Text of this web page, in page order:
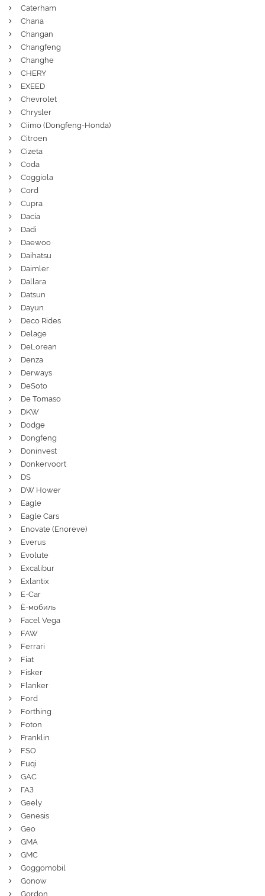
Caterham
Chana
Changan
Changfeng
Changhe
CHERY
EXEED
Chevrolet
Chrysler
Ciimo (Dongfeng-Honda)
Citroen
Cizeta
Coda
Coggiola
Cord
Cupra
Dacia
Dadi
Daewoo
Daihatsu
Daimler
Dallara
Datsun
Dayun
Deco Rides
Delage
DeLorean
Denza
Derways
DeSoto
De Tomaso
DKW
Dodge
Dongfeng
Doninvest
Donkervoort
DS
DW Hower
Eagle
Eagle Cars
Enovate (Enoreve)
Everus
Evolute
Excalibur
Exlantix
E-Car
Ё-мобиль
Facel Vega
FAW
Ferrari
Fiat
Fisker
Flanker
Ford
Forthing
Foton
Franklin
FSO
Fuqi
GAC
ГАЗ
Geely
Genesis
Geo
GMA
GMC
Goggomobil
Gonow
Gordon